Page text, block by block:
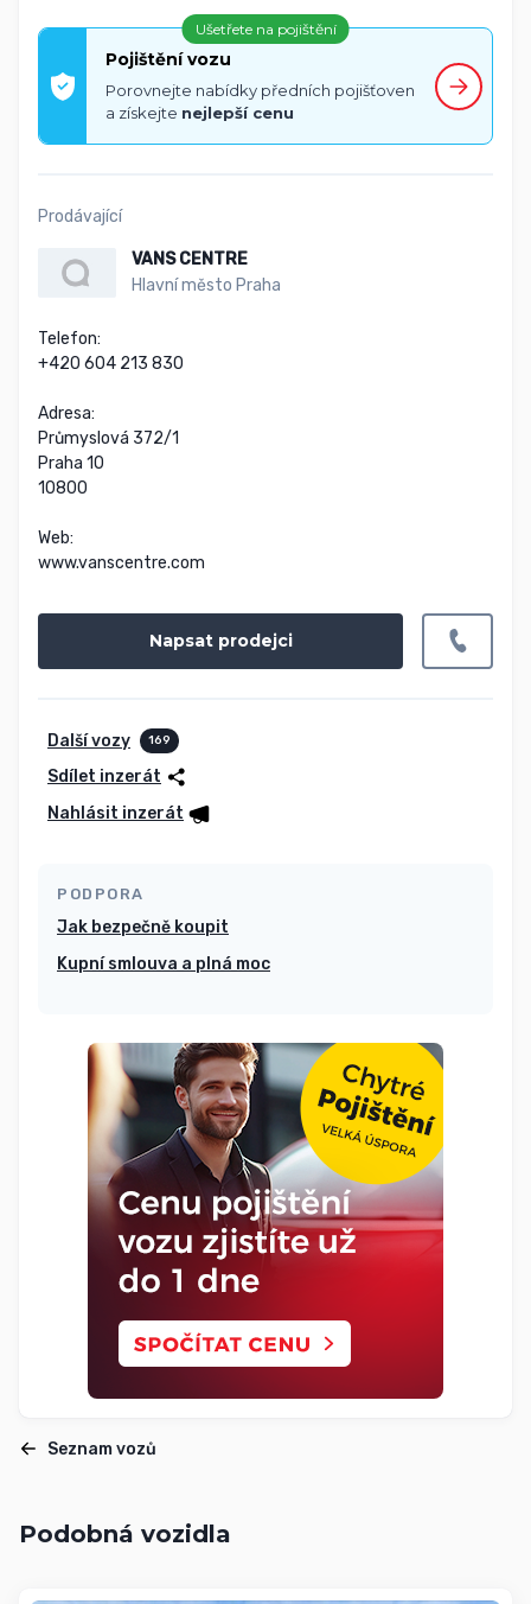
Ušetřete na pojištění
Pojištění vozu
Porovnejte nabídky předních pojišťoven
a získejte nejlepší cenu
Prodávající
VANS CENTRE
Hlavní město Praha
Telefon:
+420 604 213 830
Adresa:
Průmyslová 372/1
Praha 10
10800
Web:
www.vanscentre.com
Napsat prodejci
Další vozy 169
Sdílet inzerát
Nahlásit inzerát
PODPORA
Jak bezpečně koupit
Kupní smlouva a plná moc
Seznam vozů
Podobná vozidla